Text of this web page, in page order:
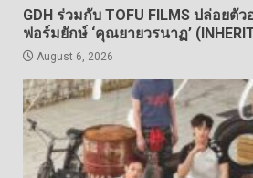
GDH ร่วมกับ TOFU FILMS ปล่อยตั
ฟอร์มยักษ์ ‘คุณยายวรนาฏ’
August 6, 2026